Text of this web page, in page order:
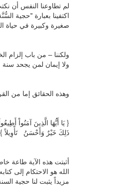
لم تطاوعنا النفس أن
اكتفينا بعبارة "حجية
صغيرة وكبيرة في حياة
ولكننا – من باب إلزام
ولا إيمان لمن يجحد سنة
وهذه الحقائق إما من
{ يَا أَيُّهَا الَّذِينَ آمَنُواْ
ذَلِكَ خَيْرٌ وَأَحْسَنُ تَأْوِيلاً }
أثبتت هذه الآية طاعة
الله هو الاحتكام إلى
مزيداً يثبت لنا حجية